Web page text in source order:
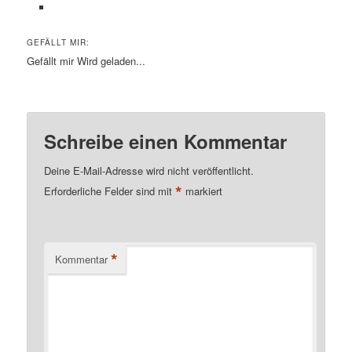
GEFÄLLT MIR:
Gefällt mir Wird geladen...
Schreibe einen Kommentar
Deine E-Mail-Adresse wird nicht veröffentlicht.
Erforderliche Felder sind mit* markiert
Kommentar *